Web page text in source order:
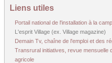
Liens utiles
Portail national de l'installation à la
L'esprit Village (ex. Village magazine)
Demain Tv, chaîne de l'emploi et des
Transrural initiatives, revue mensuelle
agricole